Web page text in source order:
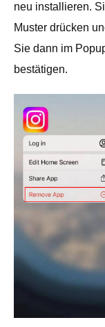
neu installieren.
Muster drücken
Sie dann im
bestätigen.